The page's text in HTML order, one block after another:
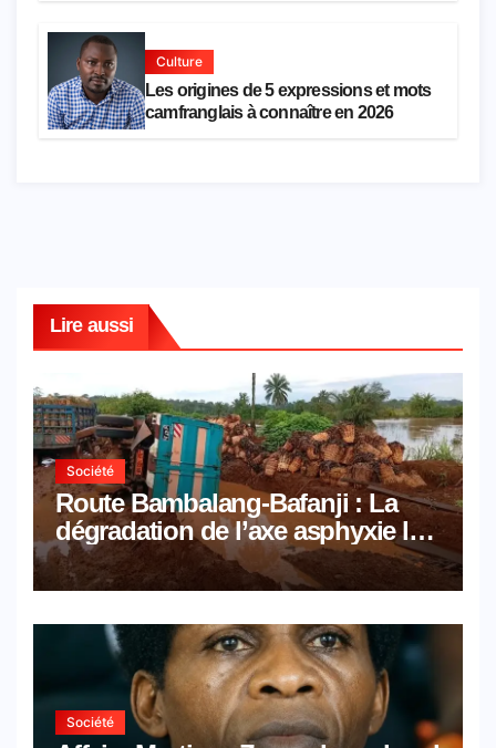
Culture
Les origines de 5 expressions et mots
camfranglais à connaître en 2026
Lire aussi
Société
Route Bambalang-Bafanji : La
dégradation de l’axe asphyxie les
activités économiques
Société